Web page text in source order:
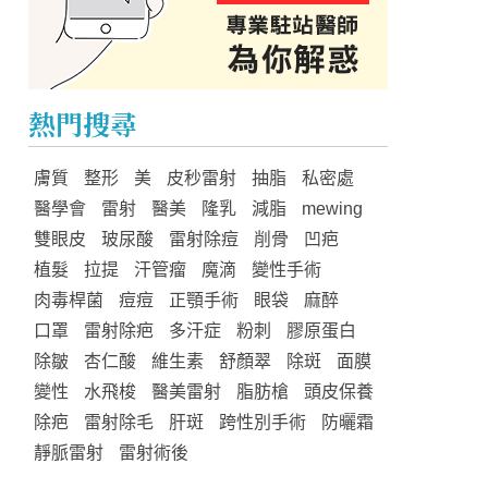
熱門搜尋
膚質 整形 美 皮秒雷射 抽脂
私密處
醫學會
雷射 醫美 隆乳 減脂
mewing
雙眼皮
玻尿酸 雷射除痘 削骨
凹疤
植髮
拉提 汗管瘤 魔滴
變性手術
肉毒桿菌
痘痘 正顎手術 眼袋
麻醉
口罩
雷射除疤 多汗症 粉刺
膠原蛋白
除皺
杏仁酸 維生素 舒顏翠 除斑
面膜
變性
水飛梭 醫美雷射 脂肪槍
頭皮保養
除疤
雷射除毛 肝斑 跨性別手術
防曬霜
靜脈雷射
雷射術後